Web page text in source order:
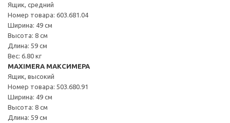
Ящик, средний
Номер товара: 603.681.04
Ширина: 49 см
Высота: 8 см
Длина: 59 см
Вес: 6.80 кг
MAXIMERA МАКСИМЕРА
Ящик, высокий
Номер товара: 503.680.91
Ширина: 49 см
Высота: 8 см
Длина: 59 см